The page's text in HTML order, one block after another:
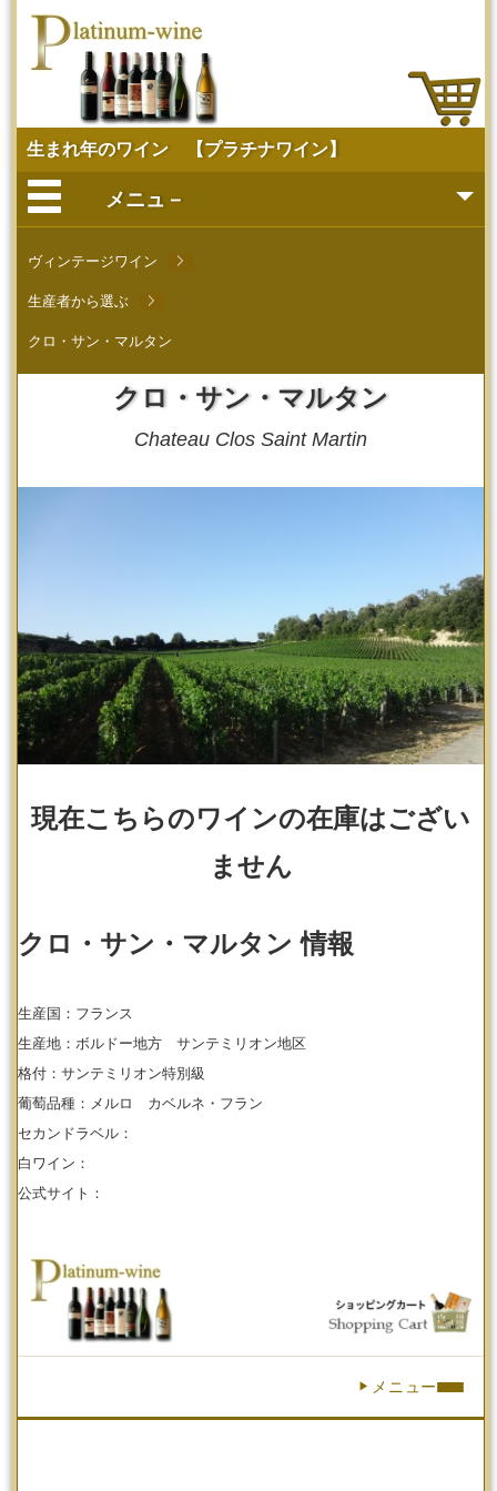
生まれ年のワイン 【プラチナワイン】
メニュ－
ヴィンテージから探す
当日欲しい～ご来店販売
会社概要
メディアへの掲載
ご返品に関して
無料ラッピング
お客様の声
プラチナワインワイン情報
ヴィンテージワインチャート
生産者から選ぶ
【ワインセラーショップ】
お電話 （03-5913-8046）
ヴィンテージワイン
生産者から選ぶ
クロ・サン・マルタン
クロ・サン・マルタン
Chateau Clos Saint Martin
現在こちらのワインの在庫はござい
ません
クロ・サン・マルタン 情報
生産国：フランス
生産地：ボルドー地方 サンテミリオン地区
格付：サンテミリオン特別級
葡萄品種：メルロ カベルネ・フラン
セカンドラベル：
白ワイン：
公式サイト：
メニュー